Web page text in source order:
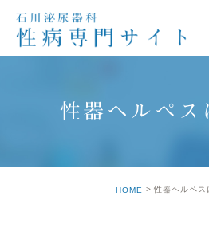
性器ヘルペス
HOME 性器ヘルペス